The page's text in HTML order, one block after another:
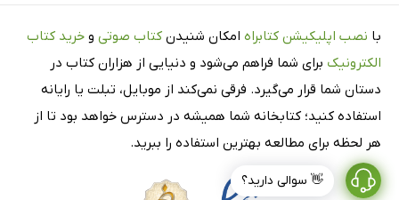
👋 سوالی دارید؟
با نصب اپلیکیشن کتابراه امکان شنیدن کتاب صوتی و خرید کتاب
الکترونیک برای شما فراهم می‌شود و دنیایی از هزاران کتاب در
دستان شما قرار می‌گیرد. فرقی نمی‌کند از موبایل، تبلت یا رایانه
استفاده کنید؛ کتابخانه شما همیشه در دسترس خواهد بود تا از
هر لحظه برای مطالعه بهترین استفاده را ببرید.